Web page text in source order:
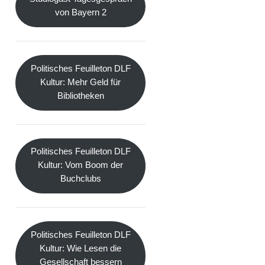
von Bayern 2
Politisches Feuilleton DLF
Kultur: Mehr Geld für
Bibliotheken
Politisches Feuilleton DLF
Kultur: Vom Boom der
Buchclubs
Politisches Feuilleton DLF
Kultur: Wie Lesen die
Gesellschaft bessern